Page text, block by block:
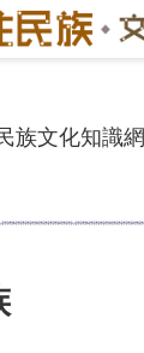
族文化知識網